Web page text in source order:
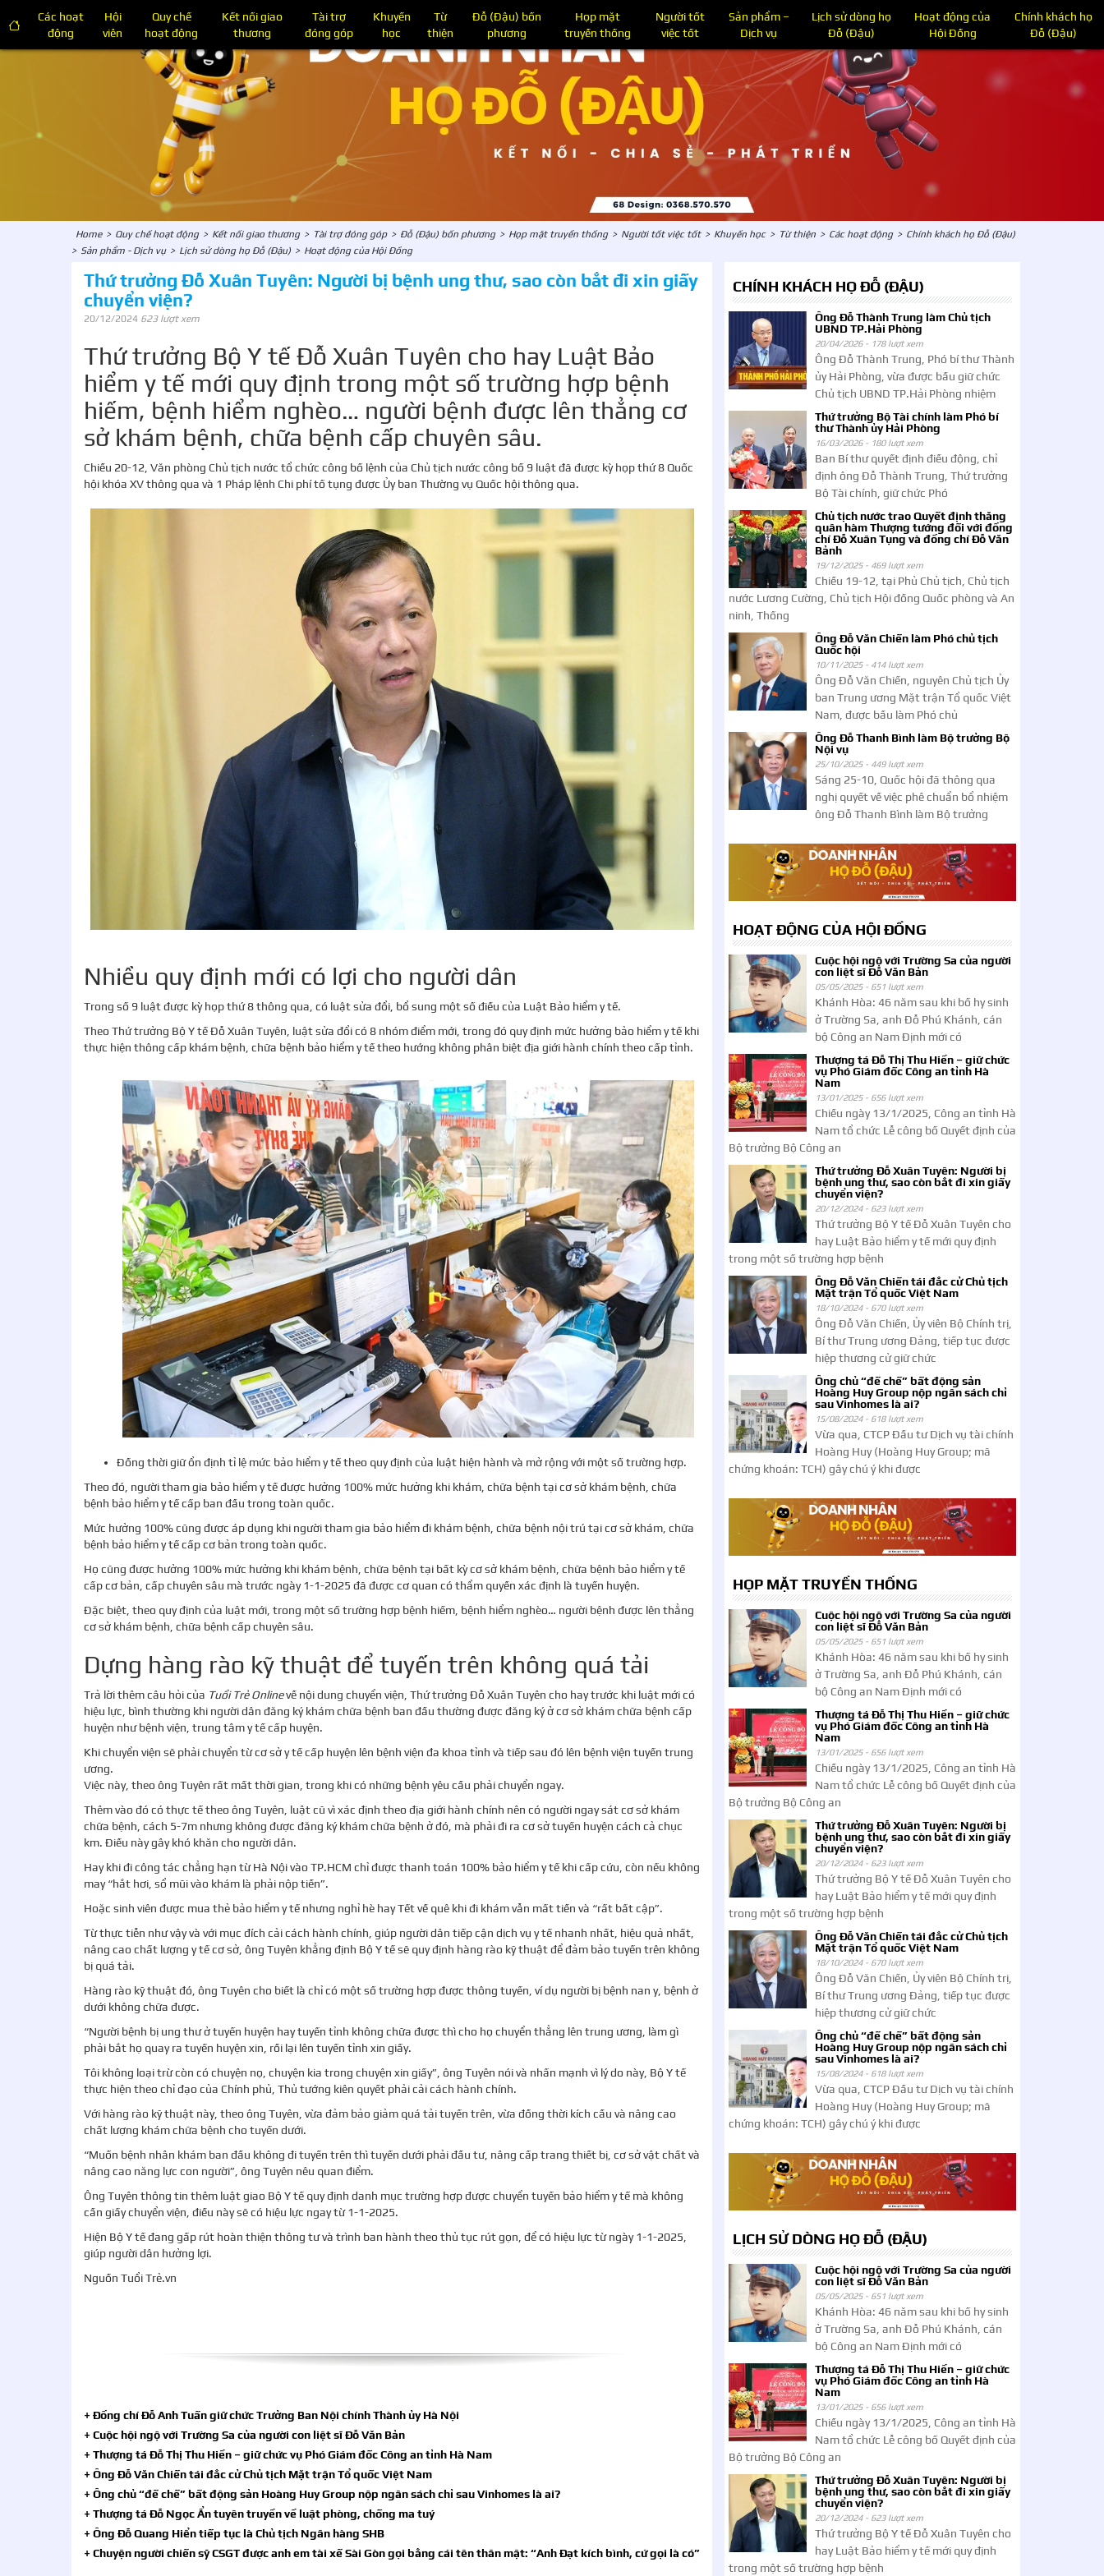
Các hoạt
động
Hội
viên
Quy chế
hoạt động
Kết nối giao
thương
Tài trợ
đóng góp
Khuyến
học
Từ
thiện
Đỗ (Đậu) bốn
phương
Họp mặt
truyền thống
Người tốt
việc tốt
Sản phẩm –
Dịch vụ
Lịch sử dòng họ
Đỗ (Đậu)
Hoạt động của
Hội Đồng
Chính khách họ
Đỗ (Đậu)
Home > Quy chế hoạt động > Kết nối giao thương > Tài trợ đóng góp > Đỗ (Đậu) bốn phương > Họp mặt truyền thống > Người tốt việc tốt > Khuyến học > Từ thiện > Các hoạt động > Chính khách họ Đỗ (Đậu)
> Sản phẩm - Dịch vụ > Lịch sử dòng họ Đỗ (Đậu) > Hoạt động của Hội Đồng
Thứ trưởng Đỗ Xuân Tuyên: Người bị bệnh ung thư, sao còn bắt đi xin giấy
chuyển viện?
20/12/2024 623 lượt xem
Thứ trưởng Bộ Y tế Đỗ Xuân Tuyên cho hay Luật Bảo
hiểm y tế mới quy định trong một số trường hợp bệnh
hiếm, bệnh hiểm nghèo… người bệnh được lên thẳng cơ
sở khám bệnh, chữa bệnh cấp chuyên sâu.
Chiều 20-12, Văn phòng Chủ tịch nước tổ chức công bố lệnh của Chủ tịch nước công bố 9 luật đã được kỳ họp thứ 8 Quốc
hội khóa XV thông qua và 1 Pháp lệnh Chi phí tố tụng được Ủy ban Thường vụ Quốc hội thông qua.
Nhiều quy định mới có lợi cho người dân
Trong số 9 luật được kỳ họp thứ 8 thông qua, có luật sửa đổi, bổ sung một số điều của Luật Bảo hiểm y tế.
Theo Thứ trưởng Bộ Y tế Đỗ Xuân Tuyên, luật sửa đổi có 8 nhóm điểm mới, trong đó quy định mức hưởng bảo hiểm y tế khi
thực hiện thông cấp khám bệnh, chữa bệnh bảo hiểm y tế theo hướng không phân biệt địa giới hành chính theo cấp tỉnh.
Đồng thời giữ ổn định tỉ lệ mức bảo hiểm y tế theo quy định của luật hiện hành và mở rộng với một số trường hợp.
Theo đó, người tham gia bảo hiểm y tế được hưởng 100% mức hưởng khi khám, chữa bệnh tại cơ sở khám bệnh, chữa
bệnh bảo hiểm y tế cấp ban đầu trong toàn quốc.
Mức hưởng 100% cũng được áp dụng khi người tham gia bảo hiểm đi khám bệnh, chữa bệnh nội trú tại cơ sở khám, chữa
bệnh bảo hiểm y tế cấp cơ bản trong toàn quốc.
Họ cũng được hưởng 100% mức hưởng khi khám bệnh, chữa bệnh tại bất kỳ cơ sở khám bệnh, chữa bệnh bảo hiểm y tế
cấp cơ bản, cấp chuyên sâu mà trước ngày 1-1-2025 đã được cơ quan có thẩm quyền xác định là tuyến huyện.
Đặc biệt, theo quy định của luật mới, trong một số trường hợp bệnh hiếm, bệnh hiểm nghèo… người bệnh được lên thẳng
cơ sở khám bệnh, chữa bệnh cấp chuyên sâu.
Dựng hàng rào kỹ thuật để tuyến trên không quá tải
Trả lời thêm câu hỏi của Tuổi Trẻ Onlinevề nội dung chuyển viện, Thứ trưởng Đỗ Xuân Tuyên cho hay trước khi luật mới có
hiệu lực, bình thường khi người dân đăng ký khám chữa bệnh ban đầu thường được đăng ký ở cơ sở khám chữa bệnh cấp
huyện như bệnh viện, trung tâm y tế cấp huyện.
Khi chuyển viện sẽ phải chuyển từ cơ sở y tế cấp huyện lên bệnh viện đa khoa tỉnh và tiếp sau đó lên bệnh viện tuyến trung
ương.
Việc này, theo ông Tuyên rất mất thời gian, trong khi có những bệnh yêu cầu phải chuyển ngay.
Thêm vào đó có thực tế theo ông Tuyên, luật cũ vì xác định theo địa giới hành chính nên có người ngay sát cơ sở khám
chữa bệnh, cách 5-7m nhưng không được đăng ký khám chữa bệnh ở đó, mà phải đi ra cơ sở tuyến huyện cách cả chục
km. Điều này gây khó khăn cho người dân.
Hay khi đi công tác chẳng hạn từ Hà Nội vào TP.HCM chỉ được thanh toán 100% bảo hiểm y tế khi cấp cứu, còn nếu không
may “hắt hơi, sổ mũi vào khám là phải nộp tiền”.
Hoặc sinh viên được mua thẻ bảo hiểm y tế nhưng nghỉ hè hay Tết về quê khi đi khám vẫn mất tiền và “rất bất cập”.
Từ thực tiễn như vậy và với mục đích cải cách hành chính, giúp người dân tiếp cận dịch vụ y tế nhanh nhất, hiệu quả nhất,
nâng cao chất lượng y tế cơ sở, ông Tuyên khẳng định Bộ Y tế sẽ quy định hàng rào kỹ thuật để đảm bảo tuyến trên không
bị quá tải.
Hàng rào kỹ thuật đó, ông Tuyên cho biết là chỉ có một số trường hợp được thông tuyến, ví dụ người bị bệnh nan y, bệnh ở
dưới không chữa được.
“Người bệnh bị ung thư ở tuyến huyện hay tuyến tỉnh không chữa được thì cho họ chuyển thẳng lên trung ương, làm gì
phải bắt họ quay ra tuyến huyện xin, rồi lại lên tuyến tỉnh xin giấy.
Tôi không loại trừ còn có chuyện nọ, chuyện kia trong chuyện xin giấy”, ông Tuyên nói và nhấn mạnh vì lý do này, Bộ Y tế
thực hiện theo chỉ đạo của Chính phủ, Thủ tướng kiên quyết phải cải cách hành chính.
Với hàng rào kỹ thuật này, theo ông Tuyên, vừa đảm bảo giảm quá tải tuyến trên, vừa đồng thời kích cầu và nâng cao
chất lượng khám chữa bệnh cho tuyến dưới.
“Muốn bệnh nhân khám ban đầu không đi tuyến trên thì tuyến dưới phải đầu tư, nâng cấp trang thiết bị, cơ sở vật chất và
nâng cao năng lực con người”, ông Tuyên nêu quan điểm.
Ông Tuyên thông tin thêm luật giao Bộ Y tế quy định danh mục trường hợp được chuyển tuyến bảo hiểm y tế mà không
cần giấy chuyển viện, điều này sẽ có hiệu lực ngay từ 1-1-2025.
Hiện Bộ Y tế đang gấp rút hoàn thiện thông tư và trình ban hành theo thủ tục rút gọn, để có hiệu lực từ ngày 1-1-2025,
giúp người dân hưởng lợi.
Nguồn Tuổi Trẻ.vn
+ Đồng chí Đỗ Anh Tuấn giữ chức Trưởng Ban Nội chính Thành ủy Hà Nội
+ Cuộc hội ngộ với Trường Sa của người con liệt sĩ Đỗ Văn Bản
+ Thượng tá Đỗ Thị Thu Hiền – giữ chức vụ Phó Giám đốc Công an tỉnh Hà Nam
+ Ông Đỗ Văn Chiến tái đắc cử Chủ tịch Mặt trận Tổ quốc Việt Nam
+ Ông chủ “đế chế” bất động sản Hoàng Huy Group nộp ngân sách chỉ sau Vinhomes là ai?
+ Thượng tá Đỗ Ngọc Ẩn tuyên truyền về luật phòng, chống ma tuý
+ Ông Đỗ Quang Hiển tiếp tục là Chủ tịch Ngân hàng SHB
+ Chuyện người chiến sỹ CSGT được anh em tài xế Sài Gòn gọi bằng cái tên thân mật: “Anh Đạt kích bình, cứ gọi là có”
CHÍNH KHÁCH HỌ ĐỖ (ĐẬU)
Ông Đỗ Thành Trung làm Chủ tịch
UBND TP.Hải Phòng
20/04/2026 - 178 lượt xem
Ông Đỗ Thành Trung, Phó bí thư Thành
ủy Hải Phòng, vừa được bầu giữ chức
Chủ tịch UBND TP.Hải Phòng nhiệm
Thứ trưởng Bộ Tài chính làm Phó bí
thư Thành ủy Hải Phòng
16/03/2026 - 180 lượt xem
Ban Bí thư quyết định điều động, chỉ
định ông Đỗ Thành Trung, Thứ trưởng
Bộ Tài chính, giữ chức Phó
Chủ tịch nước trao Quyết định thăng
quân hàm Thượng tướng đối với đồng
chí Đỗ Xuân Tụng và đồng chí Đỗ Văn
Bảnh
19/12/2025 - 469 lượt xem
Chiều 19-12, tại Phủ Chủ tịch, Chủ tịch
nước Lương Cường, Chủ tịch Hội đồng Quốc phòng và An
ninh, Thống
Ông Đỗ Văn Chiến làm Phó chủ tịch
Quốc hội
10/11/2025 - 414 lượt xem
Ông Đỗ Văn Chiến, nguyên Chủ tịch Ủy
ban Trung ương Mặt trận Tổ quốc Việt
Nam, được bầu làm Phó chủ
Ông Đỗ Thanh Bình làm Bộ trưởng Bộ
Nội vụ
25/10/2025 - 449 lượt xem
Sáng 25-10, Quốc hội đã thông qua
nghị quyết về việc phê chuẩn bổ nhiệm
ông Đỗ Thanh Bình làm Bộ trưởng
HOẠT ĐỘNG CỦA HỘI ĐỒNG
Cuộc hội ngộ với Trường Sa của người
con liệt sĩ Đỗ Văn Bản
05/05/2025 - 651 lượt xem
Khánh Hòa: 46 năm sau khi bố hy sinh
ở Trường Sa, anh Đỗ Phú Khánh, cán
bộ Công an Nam Định mới có
Thượng tá Đỗ Thị Thu Hiền – giữ chức
vụ Phó Giám đốc Công an tỉnh Hà
Nam
13/01/2025 - 656 lượt xem
Chiều ngày 13/1/2025, Công an tỉnh Hà
Nam tổ chức Lễ công bố Quyết định của
Bộ trưởng Bộ Công an
Thứ trưởng Đỗ Xuân Tuyên: Người bị
bệnh ung thư, sao còn bắt đi xin giấy
chuyển viện?
20/12/2024 - 623 lượt xem
Thứ trưởng Bộ Y tế Đỗ Xuân Tuyên cho
hay Luật Bảo hiểm y tế mới quy định
trong một số trường hợp bệnh
Ông Đỗ Văn Chiến tái đắc cử Chủ tịch
Mặt trận Tổ quốc Việt Nam
18/10/2024 - 670 lượt xem
Ông Đỗ Văn Chiến, Ủy viên Bộ Chính trị,
Bí thư Trung ương Đảng, tiếp tục được
hiệp thương cử giữ chức
Ông chủ “đế chế” bất động sản
Hoàng Huy Group nộp ngân sách chỉ
sau Vinhomes là ai?
15/08/2024 - 618 lượt xem
Vừa qua, CTCP Đầu tư Dịch vụ tài chính
Hoàng Huy (Hoàng Huy Group; mã
chứng khoán: TCH) gây chú ý khi được
HỌP MẶT TRUYỀN THỐNG
Cuộc hội ngộ với Trường Sa của người
con liệt sĩ Đỗ Văn Bản
05/05/2025 - 651 lượt xem
Khánh Hòa: 46 năm sau khi bố hy sinh
ở Trường Sa, anh Đỗ Phú Khánh, cán
bộ Công an Nam Định mới có
Thượng tá Đỗ Thị Thu Hiền – giữ chức
vụ Phó Giám đốc Công an tỉnh Hà
Nam
13/01/2025 - 656 lượt xem
Chiều ngày 13/1/2025, Công an tỉnh Hà
Nam tổ chức Lễ công bố Quyết định của
Bộ trưởng Bộ Công an
Thứ trưởng Đỗ Xuân Tuyên: Người bị
bệnh ung thư, sao còn bắt đi xin giấy
chuyển viện?
20/12/2024 - 623 lượt xem
Thứ trưởng Bộ Y tế Đỗ Xuân Tuyên cho
hay Luật Bảo hiểm y tế mới quy định
trong một số trường hợp bệnh
Ông Đỗ Văn Chiến tái đắc cử Chủ tịch
Mặt trận Tổ quốc Việt Nam
18/10/2024 - 670 lượt xem
Ông Đỗ Văn Chiến, Ủy viên Bộ Chính trị,
Bí thư Trung ương Đảng, tiếp tục được
hiệp thương cử giữ chức
Ông chủ “đế chế” bất động sản
Hoàng Huy Group nộp ngân sách chỉ
sau Vinhomes là ai?
15/08/2024 - 618 lượt xem
Vừa qua, CTCP Đầu tư Dịch vụ tài chính
Hoàng Huy (Hoàng Huy Group; mã
chứng khoán: TCH) gây chú ý khi được
LỊCH SỬ DÒNG HỌ ĐỖ (ĐẬU)
Cuộc hội ngộ với Trường Sa của người
con liệt sĩ Đỗ Văn Bản
05/05/2025 - 651 lượt xem
Khánh Hòa: 46 năm sau khi bố hy sinh
ở Trường Sa, anh Đỗ Phú Khánh, cán
bộ Công an Nam Định mới có
Thượng tá Đỗ Thị Thu Hiền – giữ chức
vụ Phó Giám đốc Công an tỉnh Hà
Nam
13/01/2025 - 656 lượt xem
Chiều ngày 13/1/2025, Công an tỉnh Hà
Nam tổ chức Lễ công bố Quyết định của
Bộ trưởng Bộ Công an
Thứ trưởng Đỗ Xuân Tuyên: Người bị
bệnh ung thư, sao còn bắt đi xin giấy
chuyển viện?
20/12/2024 - 623 lượt xem
Thứ trưởng Bộ Y tế Đỗ Xuân Tuyên cho
hay Luật Bảo hiểm y tế mới quy định
trong một số trường hợp bệnh